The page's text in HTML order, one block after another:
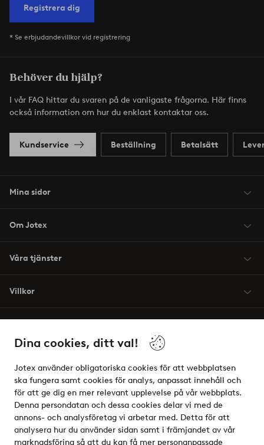
Dina cookies, ditt val!
Jotex använder obligatoriska cookies för att webbplatsen
ska fungera samt cookies för analys, anpassat innehåll och
för att ge dig en mer relevant upplevelse på vår webbplats.
Denna persondatan och dessa cookies delar vi med de
annons- och analysföretag vi arbetar med. Detta för att
analysera hur du använder sidan samt i främjandet av vår
marknadsföring så att du kan få mer personanpassade
Registrera dig
* Se erbjudandevillkor vid registrering
Behöver du hjälp?
I vår FAQ hittar du svaren på de vanligaste frågorna. Här finns
också information om hur du enklast kontaktar oss.
Kundservice Beställning Betalsätt
Mina sidor
Om Jotex
Våra tjänster
Villkor
Säkra betalningar - Betala direkt eller dela upp
Vill du veta mer om våra betalalternativ?
elpy